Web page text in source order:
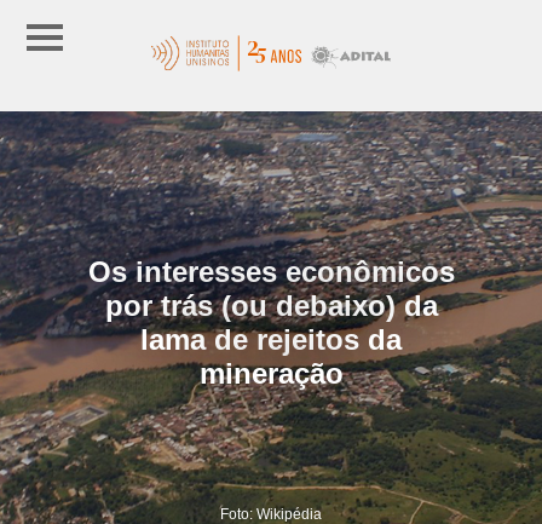
Os interesses econômicos
por trás (ou debaixo) da
lama de rejeitos da
mineração
Foto: Wikipédia